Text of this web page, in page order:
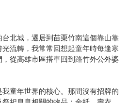
北城，遷居到苗栗竹南這個靠山靠
流轉，我常常回想起童年時每逢寒
從高雄市區搭車回到路竹外公外婆
童年世界的核心。那間沒有招牌的